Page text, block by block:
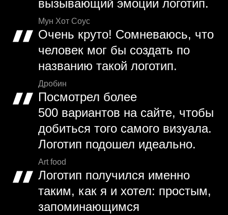
вызывающий эмоции логотип.
Мун Хот Соус
Очень круто! Сомневаюсь, что
человек мог бы создать по
названию такой логотип.
Дробин
Посмотрел более
500 вариантов на сайте, чтобы
добиться того самого визуала.
Логотип подошел идеально.
Art food
Логотип получился именно
таким, как я и хотел: простым,
запоминающимся